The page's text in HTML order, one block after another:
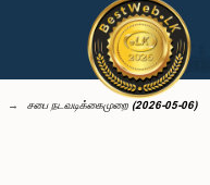
சபை நடவடிக்கைமுறை (2026-05-06)